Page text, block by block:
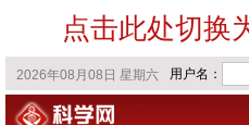
点击此处切换